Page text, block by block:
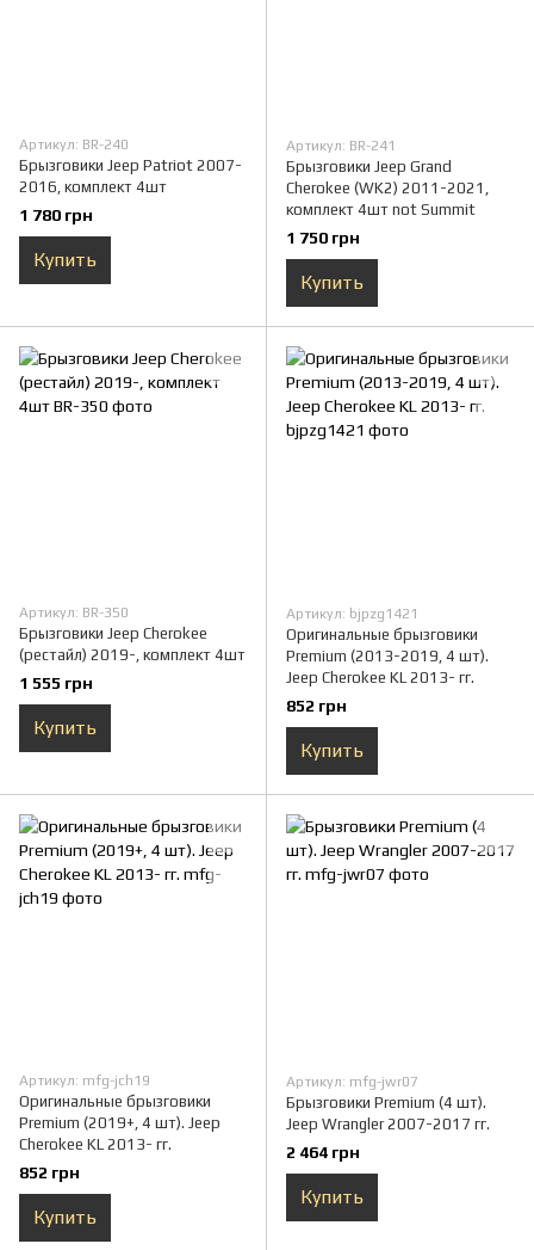
Артикул: BR-240
Брызговики Jeep Patriot 2007-
2016, комплект 4шт
1 780 грн
Купить
Артикул: BR-241
Брызговики Jeep Grand
Cherokee (WK2) 2011-2021,
комплект 4шт not Summit
1 750 грн
Купить
Артикул: BR-350
Брызговики Jeep Cherokee
(рестайл) 2019-, комплект 4шт
1 555 грн
Купить
Артикул: bjpzg1421
Оригинальные брызговики
Premium (2013-2019, 4 шт).
Jeep Cherokee KL 2013- гг.
852 грн
Купить
Артикул: mfg-jch19
Оригинальные брызговики
Premium (2019+, 4 шт). Jeep
Cherokee KL 2013- гг.
852 грн
Купить
Артикул: mfg-jwr07
Брызговики Premium (4 шт).
Jeep Wrangler 2007-2017 гг.
2 464 грн
Купить